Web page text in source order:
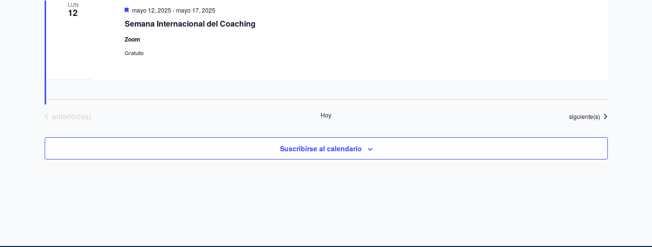
LUN
12
Semana Internacional del Coaching
Destacado
mayo 12, 2025 -mayo 17, 2025
Zoom
Gratuito
Eventos
anterior(es) Hoy Eventos
siguiente(s)
Suscribirse al calendario